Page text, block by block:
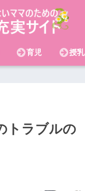
育児 授乳
トラブルの